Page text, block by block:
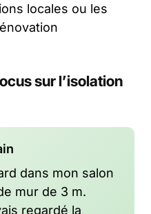
locales ou les
sur l’isolation
dans mon salon
mur de 3 m.
regardé la